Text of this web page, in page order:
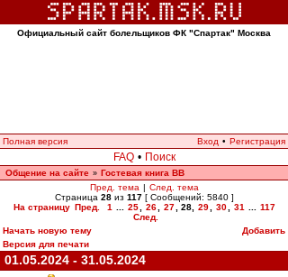
Официальный сайт болельщиков ФК "Спартак" Москва
Полная версия Вход • Регистрация
FAQ • Поиск
Общение на сайте » Гостевая книга ВВ
Пред. тема | След. тема
Страница 28из 117[ Сообщений: 5840 ]
На страницу Пред. 1 25 26 27 28, 29 30 31
117
След.
Начать новую тему
Добавить
Версия для печати
01.05.2024 - 31.05.2024